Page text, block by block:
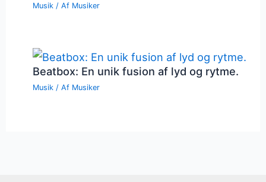
Musik / Af Musiker
Beatbox: En unik fusion af lyd og rytme.
Musik / Af Musiker